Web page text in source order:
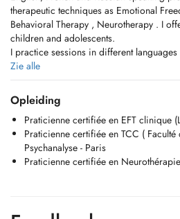
therapeutic techniques as Emotional
Behavioral Therapy , Neurotherapy . I
children and adolescents.
I practice sessions in different
Russian depending on your preference .
in therapeutic work as study shows that
course and outcome as regards to
One significant aspect of my practice is
masterfully present and engaged with
help them overcome difficult periods ,
potential but also to face the unhealthy
Zie alle
Opleiding
Praticienne certifiée en EFT clinique
Praticienne certifiée en TCC (
Psychanalyse - Paris
Praticienne certifiée en